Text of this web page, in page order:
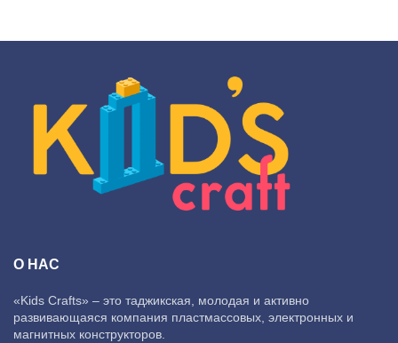
О НАС
«Kids Crafts» – это таджикская, молодая и активно
развивающаяся компания пластмассовых, электронных и
магнитных конструкторов.